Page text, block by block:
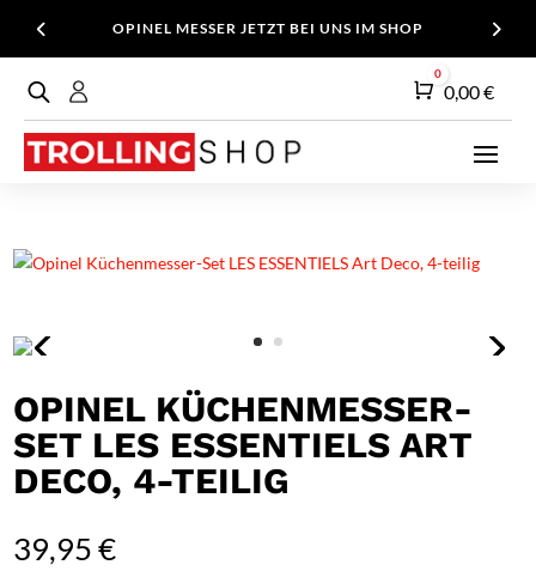
OPINEL MESSER JETZT BEI UNS IM SHOP
Warenkorb
0
0,00€
OPINEL KÜCHENMESSER-
SET LES ESSENTIELS ART
DECO, 4-TEILIG
39,95€